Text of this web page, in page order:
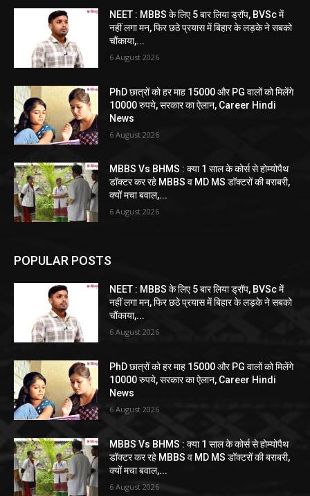
NEET : MBBS के लिए 5 बार लिया ड्रॉप, BVSc में
नहीं लगा मन, फिर छठे प्रयास में बिहार के लड़के ने सबको
चौंकाया,...
6 August 2026
PhD छात्रों को हर माह 15000 और PG वालों को मिलेंगे
10000 रुपये, सरकार का ऐलान, Career Hindi
News
6 August 2026
MBBS Vs BHMS : क्या 1 साल के कोर्स से होम्योपैथ
डॉक्टर कर रहे MBBS व MD MS डॉक्टरों की बराबरी,
क्यों मचा बवाल,...
6 August 2026
POPULAR POSTS
NEET : MBBS के लिए 5 बार लिया ड्रॉप, BVSc में
नहीं लगा मन, फिर छठे प्रयास में बिहार के लड़के ने सबको
चौंकाया,...
6 August 2026
PhD छात्रों को हर माह 15000 और PG वालों को मिलेंगे
10000 रुपये, सरकार का ऐलान, Career Hindi
News
6 August 2026
MBBS Vs BHMS : क्या 1 साल के कोर्स से होम्योपैथ
डॉक्टर कर रहे MBBS व MD MS डॉक्टरों की बराबरी,
क्यों मचा बवाल,...
6 August 2026